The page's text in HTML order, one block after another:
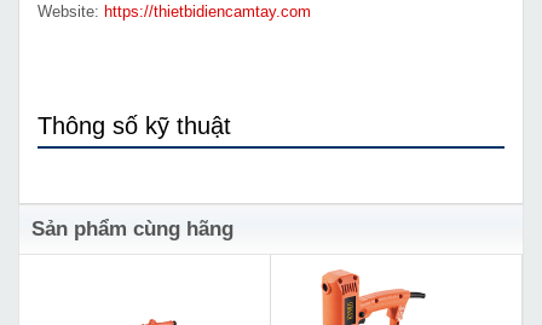
Website: https://thietbidiencamtay.com
Thông số kỹ thuật
Sản phẩm cùng hãng